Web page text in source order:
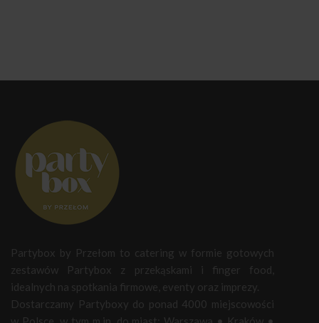
Partybox by Przełom to catering w formie gotowych
zestawów Partybox z przekąskami i finger food,
idealnych na spotkania firmowe, eventy oraz imprezy.
Dostarczamy Partyboxy do ponad 4000 miejscowości